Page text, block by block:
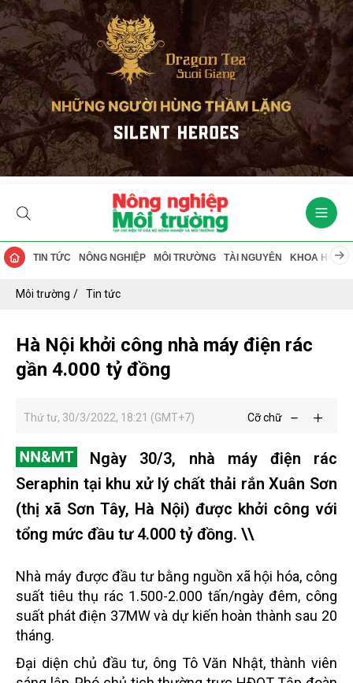
TIN TỨC NÔNG NGHIỆP MÔI TRƯỜNG TÀI NGUYÊN KHOA HỌC
Môi trường Tin tức
Hà Nội khởi công nhà máy điện rác
gần 4.000 tỷ đồng
Thứ tư, 30/3/2022, 18:21 (GMT+7) Cỡ chữ
Ngày 30/3, nhà máy điện rác
Seraphin tại khu xử lý chất thải rắn Xuân Sơn
(thị xã Sơn Tây, Hà Nội) được khởi công với
tổng mức đầu tư 4.000 tỷ đồng. \\
Nhà máy được đầu tư bằng nguồn xã hội hóa, công
suất tiêu thụ rác 1.500-2.000 tấn/ngày đêm, công
suất phát điện 37MW và dự kiến hoàn thành sau 20
tháng.
Đại diện chủ đầu tư, ông Tô Văn Nhật, thành viên